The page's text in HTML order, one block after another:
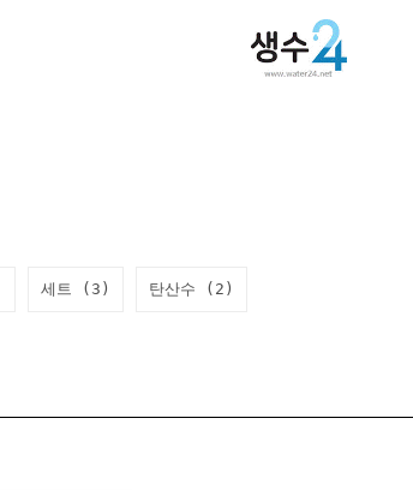
세트 (3) 탄산수 (2)